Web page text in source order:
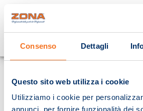
Consenso Dettagli
Questo sito web utilizza i cookie
Utilizziamo i cookie per
annunci, per fornire funzionalità dei
Cosa stai cercando?